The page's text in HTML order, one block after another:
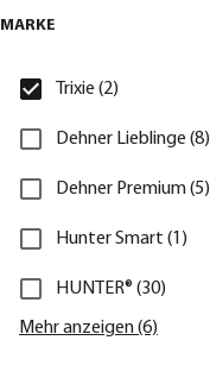
MARKE
Trixie (2)
Dehner Lieblinge (8)
Dehner Premium (5)
Hunter Smart (1)
HUNTER® (30)
Mehr anzeigen (6)